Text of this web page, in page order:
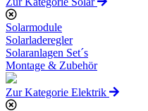
Solarmodule
Solarladeregler
Solaranlagen Set´s
Montage & Zubehör
Zur Kategorie Elektrik